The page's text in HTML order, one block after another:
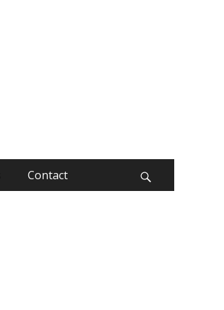
Contact